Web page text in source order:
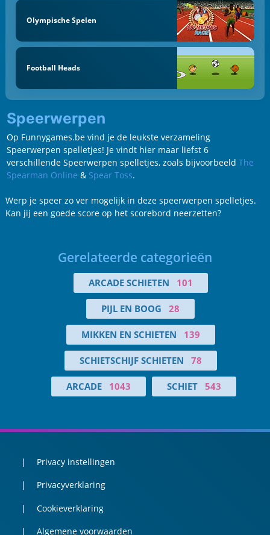
Olympische Spelen
Football Heads
Speerwerpen
Op Funnygames.be vind je de leukste verzameling
Speerwerpen spelletjes! Je vindt hier maar liefst 6
verschillende Speerwerpen spelletjes, zoals bijvoorbeeld The
Spearman Online & Spear Toss.
Werp je speer zo ver mogelijk in deze speerwerpen spelletjes.
Kan jij een goede score op het scorebord neerzetten?
Gerelateerde categorieën
ARCADE SCHIETEN 101
PIJL EN BOOG 28
MIKKEN EN SCHIETEN 139
SCHIETSCHIJF SCHIETEN 78
ARCADE 1043 SCHIET 543
Privacy instellingen
Privacyverklaring
Cookieverklaring
Algemene voorwaarden